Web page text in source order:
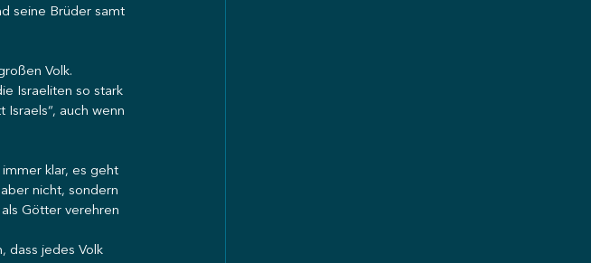
seine Brüder samt
Volk.
Israeliten so stark
auch wenn
klar, es geht
nicht, sondern
Götter verehren
dass jedes Volk